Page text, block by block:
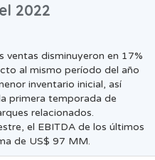
2022
ventas disminuyeron en 17%
al mismo período del año
inventario inicial, así
primera temporada de
relacionados.
el EBITDA de los últimos
de US$ 97 MM.